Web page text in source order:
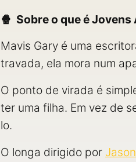
Sobre o que é Jovens
Mavis Gary é uma
travada, ela mora num
O ponto de virada é
ter uma filha. Em vez de
lo.
O longa dirigido por